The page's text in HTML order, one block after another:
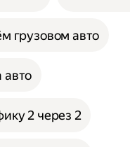
грузовом авто
авто
2 через 2